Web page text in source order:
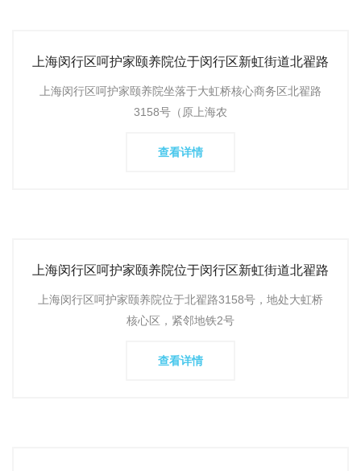
上海闵行区呵护家颐养院位于闵行区新虹街道北翟路
上海闵行区呵护家颐养院坐落于大虹桥核心商务区北翟路
3158号（原上海农
查看详情
上海闵行区呵护家颐养院位于闵行区新虹街道北翟路
上海闵行区呵护家颐养院位于北翟路3158号，地处大虹桥
核心区，紧邻地铁2号
查看详情